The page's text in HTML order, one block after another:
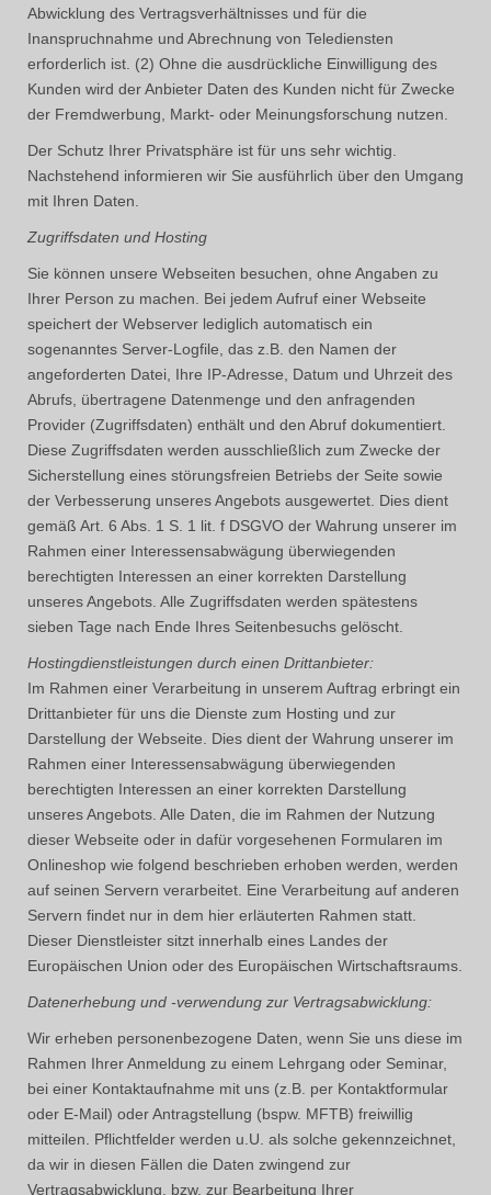
Abwicklung des Vertragsverhältnisses und für die
Inanspruchnahme und Abrechnung von Telediensten
erforderlich ist. (2) Ohne die ausdrückliche Einwilligung des
Kunden wird der Anbieter Daten des Kunden nicht für Zwecke
der Fremdwerbung, Markt- oder Meinungsforschung nutzen.
Der Schutz Ihrer Privatsphäre ist für uns sehr wichtig.
Nachstehend informieren wir Sie ausführlich über den Umgang
mit Ihren Daten.
Zugriffsdaten und Hosting
Sie können unsere Webseiten besuchen, ohne Angaben zu
Ihrer Person zu machen. Bei jedem Aufruf einer Webseite
speichert der Webserver lediglich automatisch ein
sogenanntes Server-Logfile, das z.B. den Namen der
angeforderten Datei, Ihre IP-Adresse, Datum und Uhrzeit des
Abrufs, übertragene Datenmenge und den anfragenden
Provider (Zugriffsdaten) enthält und den Abruf dokumentiert.
Diese Zugriffsdaten werden ausschließlich zum Zwecke der
Sicherstellung eines störungsfreien Betriebs der Seite sowie
der Verbesserung unseres Angebots ausgewertet. Dies dient
gemäß Art. 6 Abs. 1 S. 1 lit. f DSGVO der Wahrung unserer im
Rahmen einer Interessensabwägung überwiegenden
berechtigten Interessen an einer korrekten Darstellung
unseres Angebots. Alle Zugriffsdaten werden spätestens
sieben Tage nach Ende Ihres Seitenbesuchs gelöscht.
Hostingdienstleistungen durch einen Drittanbieter:
Im Rahmen einer Verarbeitung in unserem Auftrag erbringt ein
Drittanbieter für uns die Dienste zum Hosting und zur
Darstellung der Webseite. Dies dient der Wahrung unserer im
Rahmen einer Interessensabwägung überwiegenden
berechtigten Interessen an einer korrekten Darstellung
unseres Angebots. Alle Daten, die im Rahmen der Nutzung
dieser Webseite oder in dafür vorgesehenen Formularen im
Onlineshop wie folgend beschrieben erhoben werden, werden
auf seinen Servern verarbeitet. Eine Verarbeitung auf anderen
Servern findet nur in dem hier erläuterten Rahmen statt.
Dieser Dienstleister sitzt innerhalb eines Landes der
Europäischen Union oder des Europäischen Wirtschaftsraums.
Datenerhebung und -verwendung zur Vertragsabwicklung:
Wir erheben personenbezogene Daten, wenn Sie uns diese im
Rahmen Ihrer Anmeldung zu einem Lehrgang oder Seminar,
bei einer Kontaktaufnahme mit uns (z.B. per Kontaktformular
oder E-Mail) oder Antragstellung (bspw. MFTB) freiwillig
mitteilen. Pflichtfelder werden u.U. als solche gekennzeichnet,
da wir in diesen Fällen die Daten zwingend zur
Vertragsabwicklung, bzw. zur Bearbeitung Ihrer